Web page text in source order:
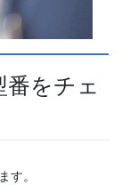
番をチェ
す。